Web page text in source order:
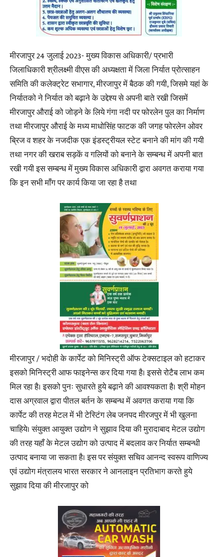
मीरजापुर 24 जुलाई 2023- मुख्य विकास अधिकारी/ प्रभारी
जिलाधिकारी श्रीलक्ष्मी वीएस की अध्यक्षता में जिला निर्यात प्रोत्साहन
समिति की कलेक्ट्रेट सभागार, मीरजापुर में बैठक की गयी, जिसमे यहां के
निर्यातको ने निर्यात को बढ़ाने के उद्देश्य से अपनी बाते रखी जिसमें
मीरजापुर औराई को जोड़ने के लिये गंगा नदी पर फोरलेन पुल का निर्माण
तथा मीरजापुर औराई के मध्य माधोसिंह फाटक की जगह फोरलेन ओवर
ब्रिज व शहर के नजदीक एक इंडस्ट्रीयल स्टेट बनाने की मांग की गयी
तथा नगर की खराब सड़कें व गलियों को बनाने के सम्बन्ध में अपनी बात
रखी गयी इस सम्बन्ध में मुख्य विकास अधिकारी द्वारा अवगत कराया गया
कि इन सभी माँग पर कार्य किया जा रहा है तथा
मीरजापुर / भदोही के कार्पेट को मिनिस्ट्री ऑफ टेक्सटाइल को हटाकर
इसको मिनिस्ट्री आफ फाइनेन्स कर दिया गया है। इससे रोटैब लाभ कम
मिल रहा है। इसको पुनः सुधारते हुये बढ़ाने की आवश्यकता है। श्री मोहन
दास अग्रवाल द्वारा पीतल बर्तन के सम्बन्ध में अवगत कराया गया कि
कार्पेट की तरह मेटल में भी टेस्टिंग लेब जनपद मीरजपुर में भी खुलना
चाहिये। संयुक्त आयुक्त उद्योग ने सुझाव दिया की मुरादाबाद मेटल उद्योग
की तरह यहाँ के मेटल उद्योग को उत्पाद में बदलाव कर निर्यात सम्बन्धी
उत्पाद बनाया जा सकता है। इस पर संयुक्त सचिव आनन्द स्वरूप वाणिज्य
एवं उद्योग मंत्रालय भारत सरकार ने आनलाइन प्रतिभाग करते हुये
सुझाव दिया की मीरजापुर को